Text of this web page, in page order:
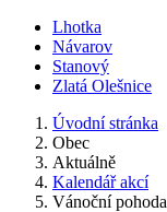
Lhotka
Návarov
Stanový
Zlatá Olešnice
Úvodní stránka
Obec
Aktuálně
Kalendář akcí
Vánoční pohoda